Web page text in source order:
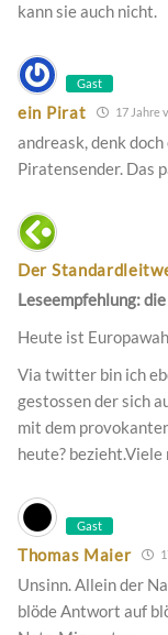
kann sie auch nicht.
Gast
ein Pirat 17 Jahre
andreask, denk
Piratensender. Das
Der
Leseempfehlung:
Heute ist
Via twitter bin ich
gestossen der sich
mit dem
heute?
Gast
Thomas Maier
Unsinn. Allein der
blöde Antwort auf